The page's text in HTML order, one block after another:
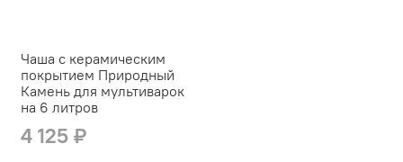
Чаша с керамическим
покрытием Природный
Камень для мультиварок
на 6 литров
4 125 ₽